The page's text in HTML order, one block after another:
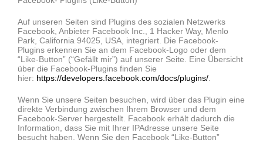
Auf unseren Seiten sind Plugins des sozialen Netzwerks
Facebook, Anbieter Facebook Inc., 1 Hacker Way, Menlo
Park, California 94025, USA, integriert. Die Facebook-
Plugins erkennen Sie an dem Facebook-Logo oder dem
“Like-Button” (“Gefällt mir”) auf unserer Seite. Eine Übersicht
über die Facebook-Plugins finden Sie
hier: https://developers.facebook.com/docs/plugins/
Wenn Sie unsere Seiten besuchen, wird über das Plugin eine
direkte Verbindung zwischen Ihrem Browser und dem
Facebook-Server hergestellt. Facebook erhält dadurch die
Information, dass Sie mit Ihrer IPAdresse unsere Seite
besucht haben. Wenn Sie den Facebook “Like-Button”